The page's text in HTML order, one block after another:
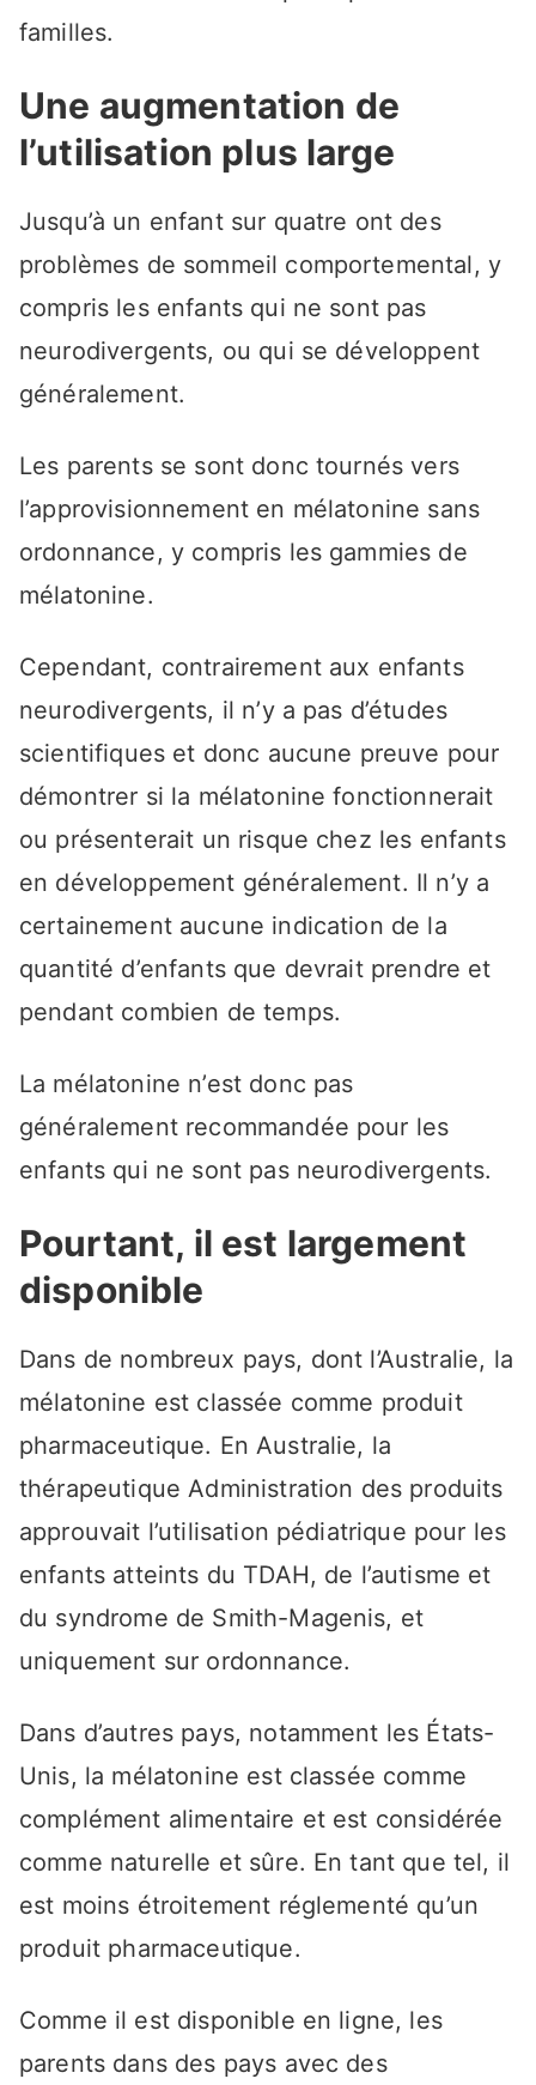
familles.
Une augmentation de
l’utilisation plus large
Jusqu’à un enfant sur quatre ont des
problèmes de sommeil comportemental, y
compris les enfants qui ne sont pas
neurodivergents, ou qui se développent
généralement.
Les parents se sont donc tournés vers
l’approvisionnement en mélatonine sans
ordonnance, y compris les gammies de
mélatonine.
Cependant, contrairement aux enfants
neurodivergents, il n’y a pas d’études
scientifiques et donc aucune preuve pour
démontrer si la mélatonine fonctionnerait
ou présenterait un risque chez les enfants
en développement généralement. Il n’y a
certainement aucune indication de la
quantité d’enfants que devrait prendre et
pendant combien de temps.
La mélatonine n’est donc pas
généralement recommandée pour les
enfants qui ne sont pas neurodivergents.
Pourtant, il est largement
disponible
Dans de nombreux pays, dont l’Australie, la
mélatonine est classée comme produit
pharmaceutique. En Australie, la
thérapeutique Administration des produits
approuvait l’utilisation pédiatrique pour les
enfants atteints du TDAH, de l’autisme et
du syndrome de Smith-Magenis, et
uniquement sur ordonnance.
Dans d’autres pays, notamment les États-
Unis, la mélatonine est classée comme
complément alimentaire et est considérée
comme naturelle et sûre. En tant que tel, il
est moins étroitement réglementé qu’un
produit pharmaceutique.
Comme il est disponible en ligne, les
parents dans des pays avec des